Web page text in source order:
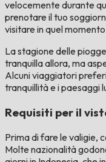
velocemente durante
prenotare il tuo
visitare in quel
La stagione delle
tranquilla allora, ma
Alcuni viaggiatori
tranquillità e i paesaggi
Requisiti per il
Prima di fare le valigie,
Molte nazionalità